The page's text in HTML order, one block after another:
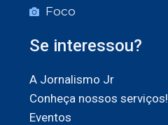
Foco
Se interessou?
A Jornalismo Jr
Conheça nossos serviços!
Eventos